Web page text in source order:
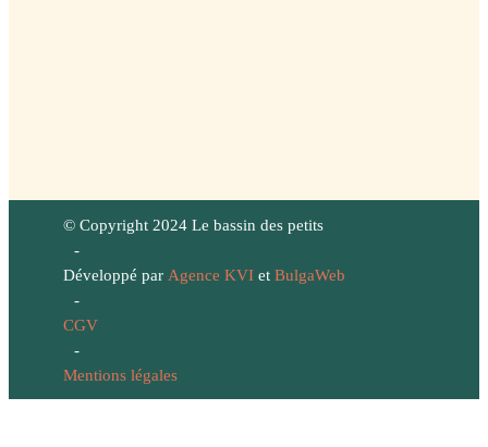
© Copyright 2024 Le bassin des petits
-
Développé par Agence KVIet BulgaWeb
-
CGV
-
Mentions légales